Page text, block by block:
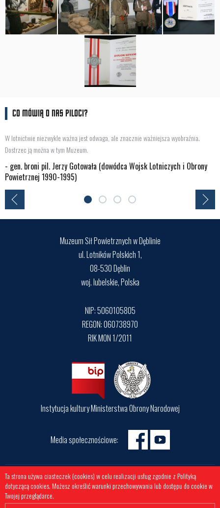
CO MÓWIĄ O NAS PILOCI?
W lotnictwie niezwykle ważna jest odwaga, ale znacznie ważniejsza wyobraźnia.
Dostrzec ją można w tym Muzeum.
- gen. broni pil. Jerzy Gotowała (dowódca Wojsk Lotniczych i Obrony
Powietrznej 1990-1995)
Muzeum Sił Powietrznych w Dęblinie
ul. Lotników Polskich 1,
08-530 Dęblin
woj. lubelskie, Polska
NIP: 5060105805
REGON: 060738970
RIK MON 1/2011
Instytucja kultury Ministerstwa Obrony Narodowej
Media społecznościowe:
2026 © Muzeum Sił Powietrznych w Dęblinie
Ta strona używa ciasteczek (cookies) w celu realizacji usług zgodnie z Polityką
dotyczącą cookies. Możesz określić warunki przechowywania lub dostępu do cookie w
Twojej przeglądarce.